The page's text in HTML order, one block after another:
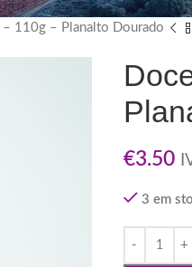
– 110g – Planalto Dourado
€3.50
3 em